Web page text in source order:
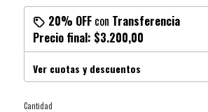
20% OFFcon Transferencia
Precio final: $3.200,00
Ver cuotas y descuentos
Cantidad